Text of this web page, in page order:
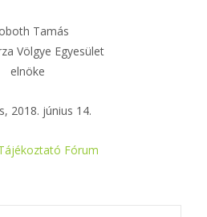
Tamás
Völgye Egyesület
elnöke
2018. június 14.
Fórum